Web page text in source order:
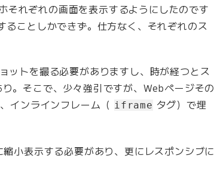
れぞれの画面を表示するようにしたのです
ことしかできず。仕方なく、それぞれのス
ットを撮る必要がありますし、時が経つとス
。そこで、少々強引ですが、Webページその
インラインフレーム（ iframe タグ）で埋
小表示する必要があり、更にレスポンシブに